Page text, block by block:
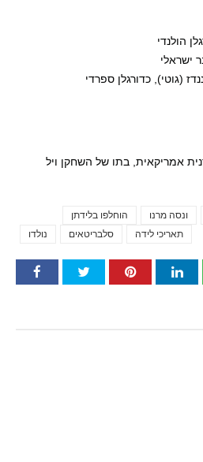
אמריקאית, בתו של השחקן ויל
הוחלפו בלידתן ונסה מרנו
נולדו
סלבריטאים תאריכי לידה